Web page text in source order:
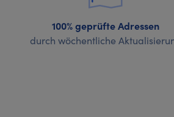
100% geprüfte Adressen
durch wöchentliche